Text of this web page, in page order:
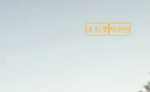
내 티켓 제어판